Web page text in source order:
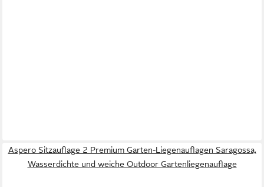
Aspero Sitzauflage 2 Premium Garten-Liegenauflagen Saragossa,
Wasserdichte und weiche Outdoor Gartenliegenauflage